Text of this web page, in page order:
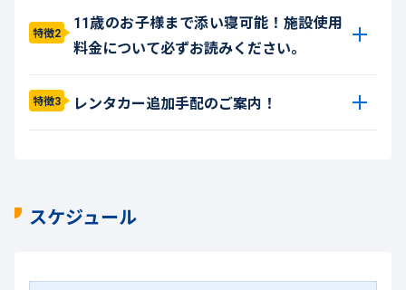
特徴2
11歳のお子様まで添い寝可能！施設使用
料金について必ずお読みください。
特徴3 レンタカー追加手配のご案内！
スケジュール